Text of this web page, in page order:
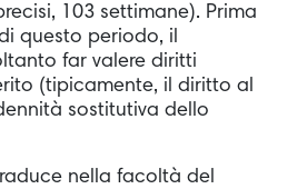
103 settimane). Prima
questo periodo, il
far valere diritti
(tipicamente, il diritto al
sostitutiva dello
nella facoltà del